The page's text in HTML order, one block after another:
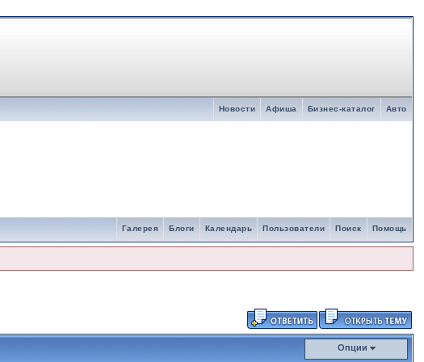
Авто
Бизнес-каталог
Афиша
Новости
Помощь
Поиск
Пользователи
Календарь
Блоги
Галерея
Опции